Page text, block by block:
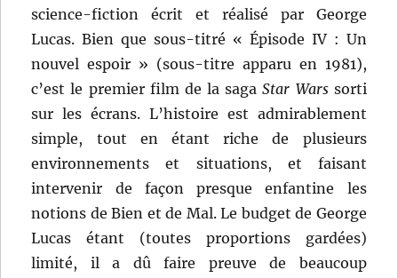
science-fiction écrit et réalisé par George
Lucas. Bien que sous-titré « Épisode IV : Un
nouvel espoir » (sous-titre apparu en 1981),
c’est le premier film de la sagaStar Warssorti
sur les écrans. L’histoire est admirablement
simple, tout en étant riche de plusieurs
environnements et situations, et faisant
intervenir de façon presque enfantine les
notions de Bien et de Mal. Le budget de George
Lucas étant (toutes proportions gardées)
limité, il a dû faire preuve de beaucoup